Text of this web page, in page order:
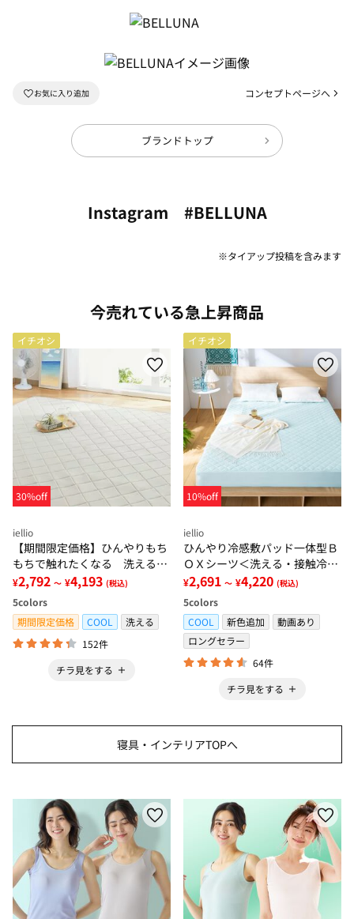
コンセプトページへ
ブランドトップ
Instagram #BELLUNA
※タイアップ投稿を含みます
今売れている急上昇商品
イチオシ
30%off
iellio
【期間限定価格】ひんやりもち
もちで触れたくなる 洗えるラ
グ＜低反発・滑りにくい・接触
冷感・防ダニ・カーペット＞
¥2,792 ～ ¥4,193 (税込)
5colors
期間限定価格
COOL
洗える
152件
チラ見をする
イチオシ
10%off
iellio
ひんやり冷感敷パッド一体型Ｂ
ＯＸシーツ＜洗える・接触冷
感・抗菌防臭・時短・家事楽・
ボックスシーツ・寝苦しさ対策
＞
¥2,691 ～ ¥4,220 (税込)
5colors
COOL
新色追加
動画あり
ロングセラー
64件
チラ見をする
寝具・インテリアTOPへ